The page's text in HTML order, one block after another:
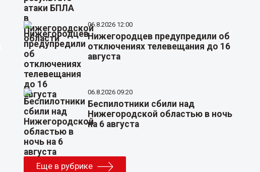
06.8.2026 12:00
Нижегородцев предупредили об
отключениях телевещания до 16
августа
06.8.2026 09:20
Беспилотники сбили над
Нижегородской областью в ночь
на 6 августа
Еще в рубрике